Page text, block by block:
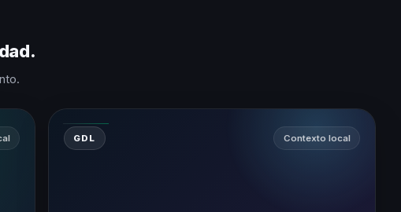
GDL Contexto local